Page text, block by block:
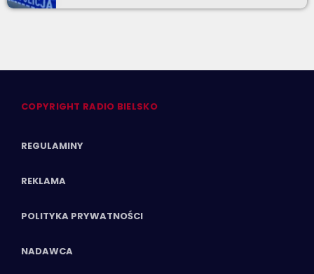
COPYRIGHT RADIO BIELSKO
REGULAMINY
REKLAMA
POLITYKA PRYWATNOŚCI
NADAWCA